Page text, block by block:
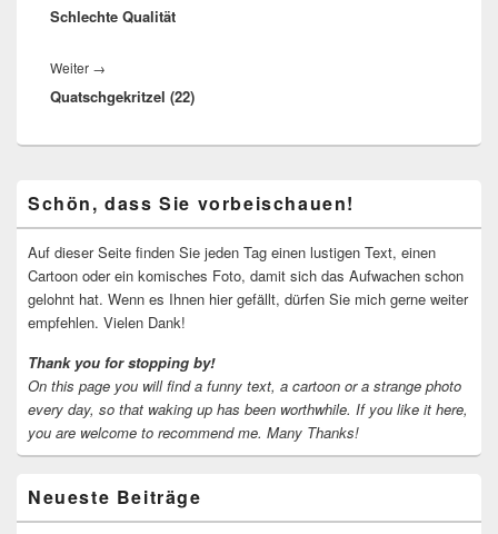
Beitrag:
Schlechte Qualität
Weiter →
Beitrag:
Quatschgekritzel (22)
Seitenleisten-
Widgetbereich
Schön, dass Sie vorbeischauen!
Auf dieser Seite finden Sie jeden Tag einen lustigen Text, einen
Cartoon oder ein komisches Foto, damit sich das Aufwachen schon
gelohnt hat. Wenn es Ihnen hier gefällt, dürfen Sie mich gerne weiter
empfehlen. Vielen Dank!
Thank you for stopping by!
On this page you will find a funny text, a cartoon or a strange photo
every day, so that waking up has been worthwhile. If you like it here,
you are welcome to recommend me. Many Thanks!
Neueste Beiträge